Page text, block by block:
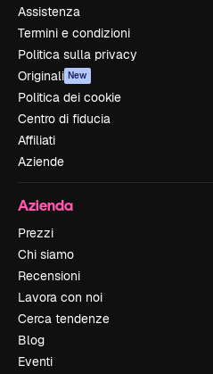
Assistenza
Termini e condizioni
Politica sulla privacy
Originali New
Politica dei cookie
Centro di fiducia
Affiliati
Aziende
Azienda
Prezzi
Chi siamo
Recensioni
Lavora con noi
Cerca tendenze
Blog
Eventi